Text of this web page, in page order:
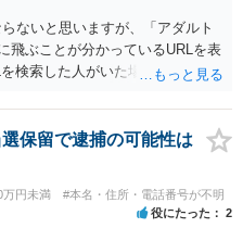
ないと思いますが、「アダルト
飛ぶことが分かっているURLを表
検索した人がいた場合には、何
われます。
保留で逮捕の可能性は
万円未満 #本名・住所・電話番号が不明
役にたった 2